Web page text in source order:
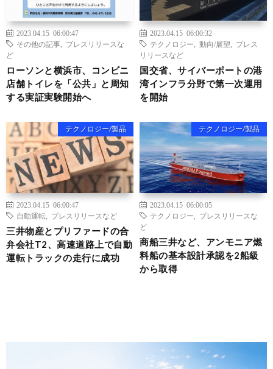
2023.04.15 06:00:47
その他の記事
プレスリリースな
ど
ローソンと横浜市、コンビニ
店舗トイレを「公共」と周知
する実証実験開始へ
2023.04.15 06:00:32
テクノロジー
動向/展望
プレス
リリースなど
国交省、サイバーポートの港
湾インフラ分野で第一次運用
を開始
テクノロジー/製品
2023.04.15 06:00:47
自動運転
プレスリリースなど
三井物産とプリファードの合
弁会社T2、高速道路上で自動
運転トラックの走行に成功
テクノロジー/製品
2023.04.15 06:00:05
テクノロジー
プレスリリースな
ど
商船三井など、アンモニア燃
料船の基本設計承認を2船級
から取得